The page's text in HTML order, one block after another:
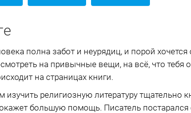
полна забот и неурядиц, и порой
на привычные вещи, на всё, что
на страницах книги.
религиозную литературу тщательно
большую помощь. Писатель